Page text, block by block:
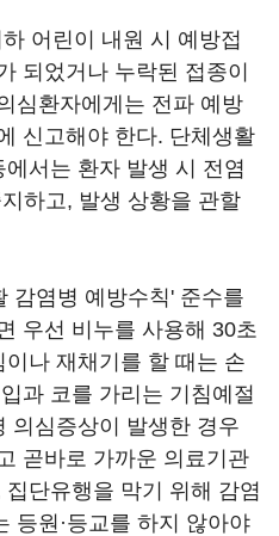
어린이 내원 시 예방접
되었거나 누락된 접종이
심환자에게는 전파 예방
신고해야 한다. 단체생활
서는 환자 발생 시 전염
하고, 발생 상황을 관할
감염병 예방수칙' 준수를
우선 비누를 사용해 30초
나 재채기를 할 때는 손
과 코를 가리는 기침예절
의심증상이 발생한 경우
곧바로 가까운 의료기관
단유행을 막기 위해 감염
등원·등교를 하지 않아야